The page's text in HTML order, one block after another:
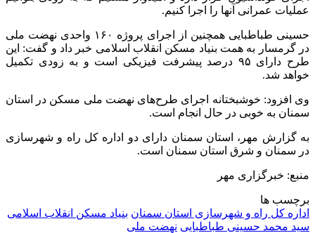
عملیات عمرانی آنها را اجرا کنیم.
حسینی طباطبایی همچنین از اجرای پروژه ۱۶۰ واحدی نهضت ملی
در گرمسار به همت بنیاد مسکن انقلاب اسلامی خبر داد و گفت: این
طرح دارای ۹۵ درصد پیشرفت فیزیکی است و به زودی تکمیل
خواهد شد.
وی افزود: خوشبختانه اجرای طرح‌های نهضت ملی مسکن در استان
سمنان به خوبی در حال انجام است.
به گزارش مهر، استان سمنان دارای دو اداره کل راه و شهرسازی
در سمنان و شرق استان سمنان است.
منبع: خبرگزاری مهر
برچسب ها
اداره کل راه و شهرسازی استان سمنان بنیاد مسکن انقلاب اسلامی
سید محمد حسینی طباطبایی نهضت ملی